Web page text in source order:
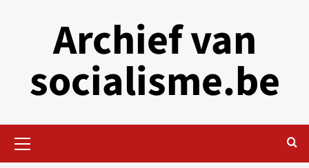
Archief van
socialisme.be
Menu